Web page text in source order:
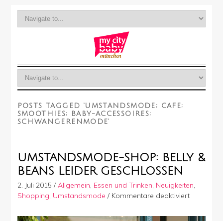
POSTS TAGGED ‘UMSTANDSMODE; CAFE;
SMOOTHIES; BABY-ACCESSOIRES;
SCHWANGERENMODE’
UMSTANDSMODE-SHOP: BELLY &
BEANS LEIDER GESCHLOSSEN
2. Juli 2015 / Allgemein, Essen und Trinken, Neuigkeiten,
Shopping, Umstandsmode / Kommentare deaktiviertfür
Shop: